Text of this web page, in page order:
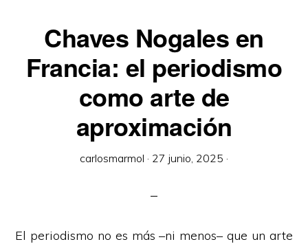
Chaves Nogales en
Francia: el periodismo
como arte de
aproximación
carlosmarmol · 27 junio, 2025 ·
El periodismo no es más –ni menos– que un arte